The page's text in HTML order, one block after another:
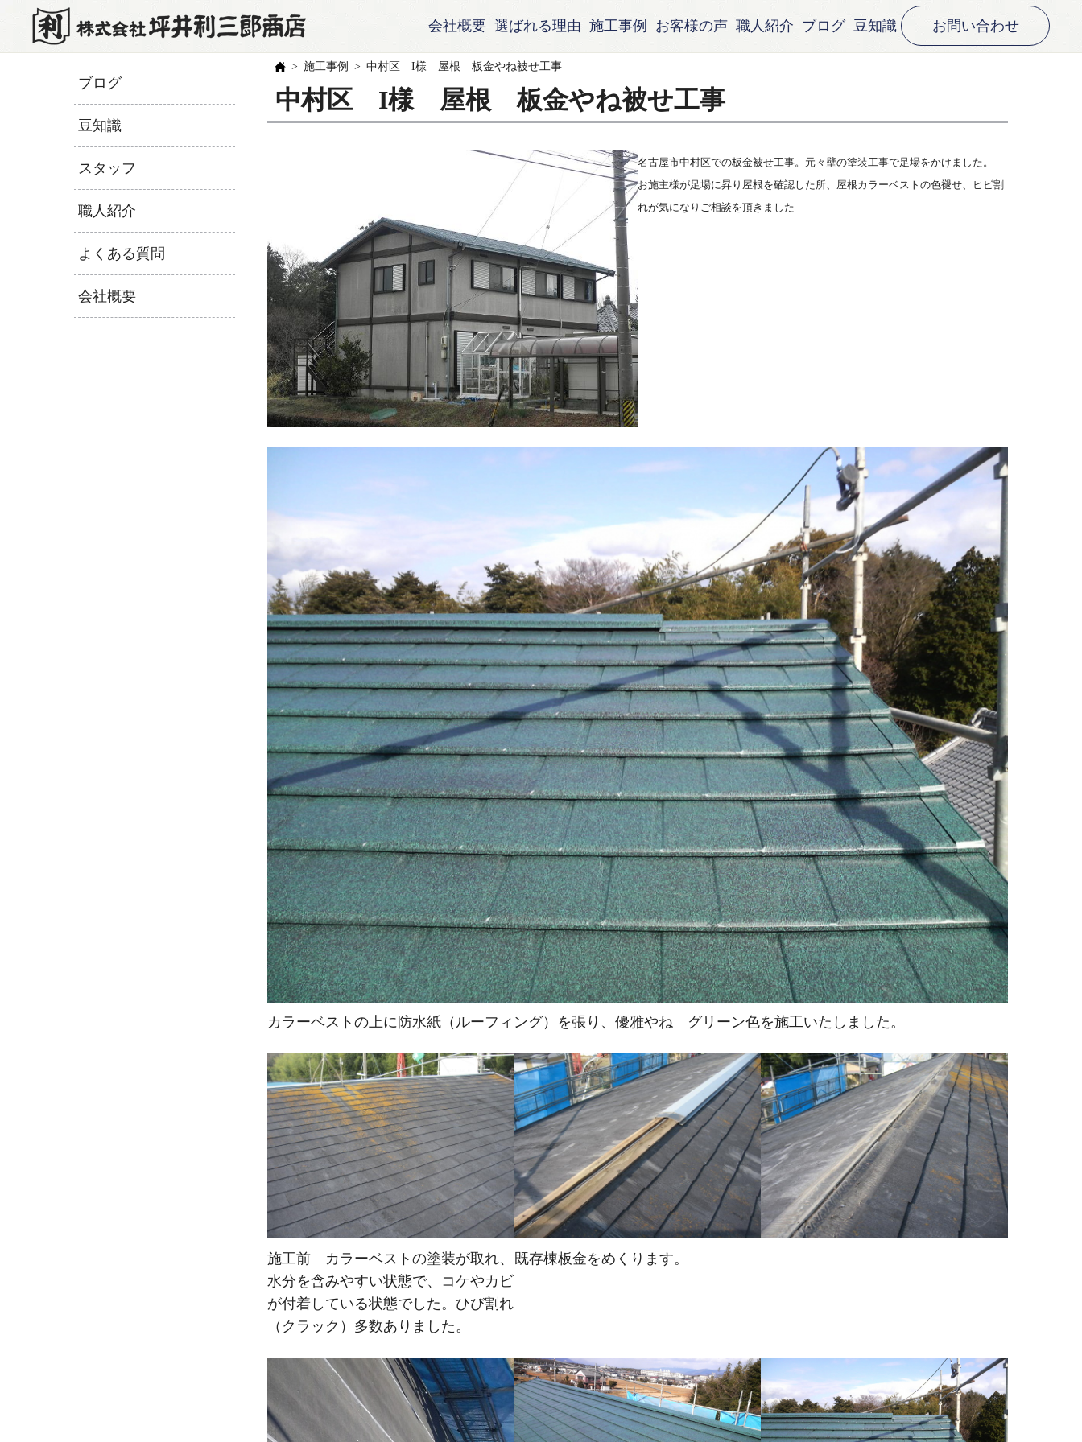
会社概要 選ばれる理由 施工事例 お客様の声 職人紹介 ブログ 豆知識 お問い合わせ
施工事例 中村区 I様 屋根 板金やね被せ工事
中村区 I様 屋根 板金やね被せ工事
名古屋市中村区での板金被せ工事。元々壁の塗装工事で足場をかけました。
お施主様が足場に昇り屋根を確認した所、屋根カラーベストの色褪せ、ヒビ割
れが気になりご相談を頂きました
カラーベストの上に防水紙（ルーフィング）を張り、優雅やね グリーン色を施工いたしました。
施工前 カラーベストの塗装が取れ、
水分を含みやすい状態で、コケやカビ
が付着している状態でした。ひび割れ
（クラック）多数ありました。
既存棟板金をめくります。
ブログ
豆知識
スタッフ
職人紹介
よくある質問
会社概要